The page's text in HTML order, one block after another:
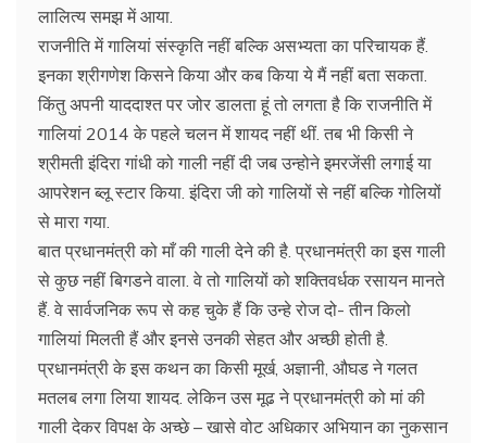
लालित्य समझ में आया.
राजनीति में गालियां संस्कृति नहीं बल्कि असभ्यता का परिचायक हैं.
इनका श्रीगणेश किसने किया और कब किया ये मैं नहीं बता सकता.
किंतु अपनी याददाश्त पर जोर डालता हूं तो लगता है कि राजनीति में
गालियां 2014 के पहले चलन में शायद नहीं थीं. तब भी किसी ने
श्रीमती इंदिरा गांधी को गाली नहीं दी जब उन्होने इमरजेंसी लगाई या
आपरेशन ब्लू स्टार किया. इंदिरा जी को गालियों से नहीं बल्कि गोलियों
से मारा गया.
बात प्रधानमंत्री को माँ की गाली देने की है. प्रधानमंत्री का इस गाली
से कुछ नहीं बिगडने वाला. वे तो गालियों को शक्तिवर्धक रसायन मानते
हैं. वे सार्वजनिक रूप से कह चुके हैं कि उन्हे रोज दो- तीन किलो
गालियां मिलती हैं और इनसे उनकी सेहत और अच्छी होती है.
प्रधानमंत्री के इस कथन का किसी मूर्ख, अज्ञानी, औघड ने गलत
मतलब लगा लिया शायद. लेकिन उस मूढ ने प्रधानमंत्री को मां की
गाली देकर विपक्ष के अच्छे – खासे वोट अधिकार अभियान का नुकसान